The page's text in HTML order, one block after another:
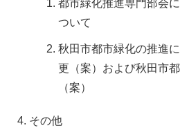
都市緑化推進専門部会
ついて
秋田市都市緑化の推進
更（案）および秋田市
（案）
その他